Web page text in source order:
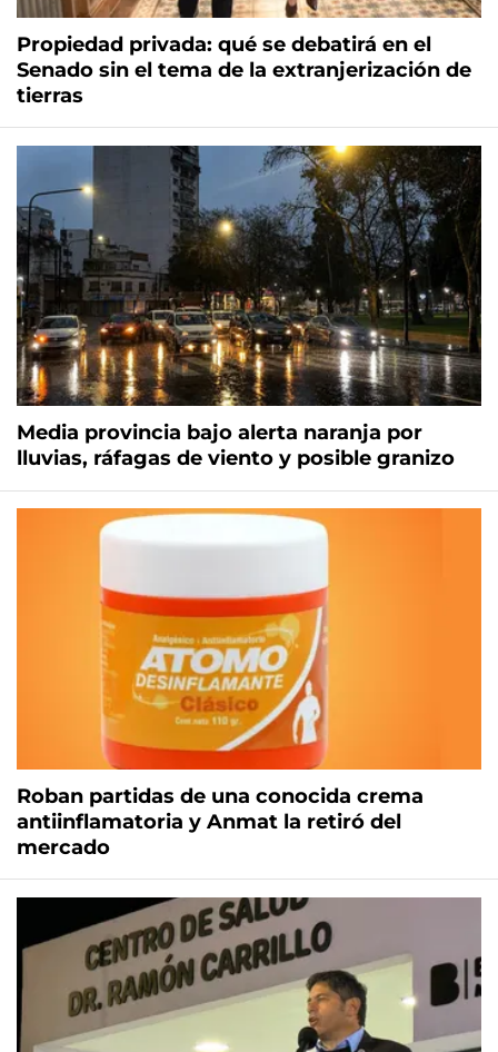
Propiedad privada: qué se debatirá en el
Senado sin el tema de la extranjerización de
tierras
Media provincia bajo alerta naranja por
lluvias, ráfagas de viento y posible granizo
Roban partidas de una conocida crema
antiinflamatoria y Anmat la retiró del
mercado